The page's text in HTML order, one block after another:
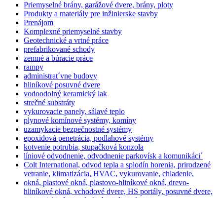
Priemyselné brány, garážové dvere, brány, ploty
Produkty a materiály pre inžinierske stavby
Prenájom
Komplexné priemyselné stavby
Geotechnické a vrtné práce
prefabrikované schody
zemné a búracie práce
rampy
administrat´vne budovy
hliníkové posuvné dvere
vodoodolný keramický lak
strečné substráty
vykurovacie panely, sálavé teplo
plynové komínové systémy, komíny
uzamykacie bezpečnostné systémy
epoxidová penetrácia, podlahové systémy
kotvenie potrubia, stupačková konzola
líniové odvodnenie, odvodnenie parkovísk a komunikáci´
Colt International, odvod tepla a splodín horenia, prirodzené
vetranie, klimatizácia, HVAC, vykurovanie, chladenie,
okná, plastové okná, plastovo-hliníkové okná, drevo-
hliníkové okná, vchodové dvere, HS portály, posuvné dvere,